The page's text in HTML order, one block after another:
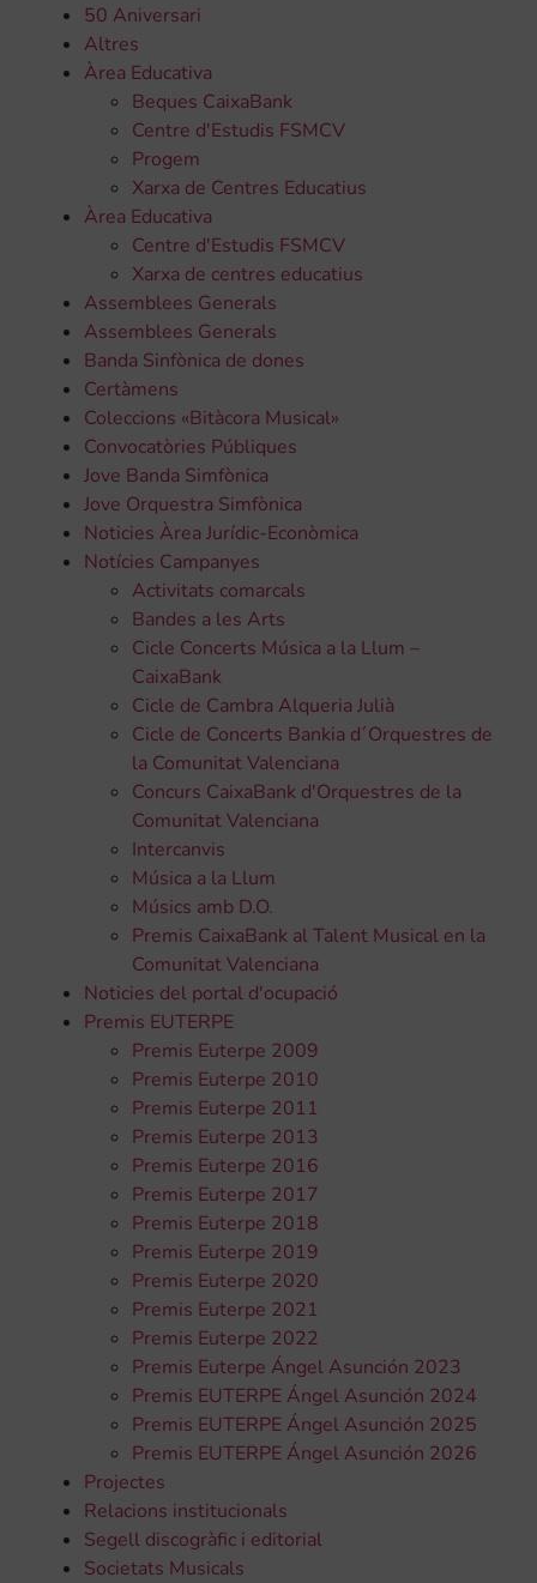
50 Aniversari
Altres
Àrea Educativa
Beques CaixaBank
Centre d'Estudis FSMCV
Progem
Xarxa de Centres Educatius
Àrea Educativa
Centre d'Estudis FSMCV
Xarxa de centres educatius
Assemblees Generals
Assemblees Generals
Banda Sinfònica de dones
Certàmens
Coleccions «Bitàcora Musical»
Convocatòries Públiques
Jove Banda Simfònica
Jove Orquestra Simfònica
Noticies Àrea Jurídic-Econòmica
Notícies Campanyes
Activitats comarcals
Bandes a les Arts
Cicle Concerts Música a la Llum –
CaixaBank
Cicle de Cambra Alqueria Julià
Cicle de Concerts Bankia d´Orquestres de
la Comunitat Valenciana
Concurs CaixaBank d'Orquestres de la
Comunitat Valenciana
Intercanvis
Música a la Llum
Músics amb D.O.
Premis CaixaBank al Talent Musical en la
Comunitat Valenciana
Noticies del portal d'ocupació
Premis EUTERPE
Premis Euterpe 2009
Premis Euterpe 2010
Premis Euterpe 2011
Premis Euterpe 2013
Premis Euterpe 2016
Premis Euterpe 2017
Premis Euterpe 2018
Premis Euterpe 2019
Premis Euterpe 2020
Premis Euterpe 2021
Premis Euterpe 2022
Premis Euterpe Ángel Asunción 2023
Premis EUTERPE Ángel Asunción 2024
Premis EUTERPE Ángel Asunción 2025
Premis EUTERPE Ángel Asunción 2026
Projectes
Relacions institucionals
Segell discogràfic i editorial
Societats Musicals